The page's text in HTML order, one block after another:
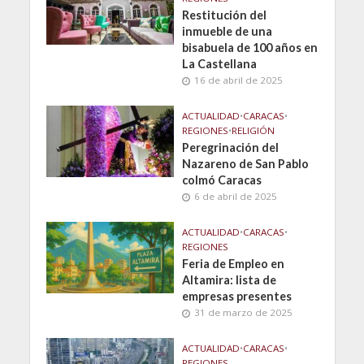
Restitución del
inmueble de una
bisabuela de 100 años en
La Castellana
16 de abril de 2025
ACTUALIDAD•CARACAS•
REGIONES•RELIGIÓN
Peregrinación del
Nazareno de San Pablo
colmó Caracas
6 de abril de 2025
ACTUALIDAD•CARACAS•
REGIONES
Feria de Empleo en
Altamira: lista de
empresas presentes
31 de marzo de 2025
ACTUALIDAD•CARACAS•